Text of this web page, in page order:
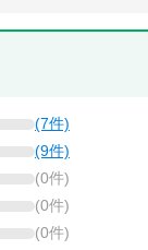
(7件)
(9件)
(0件)
(0件)
(0件)